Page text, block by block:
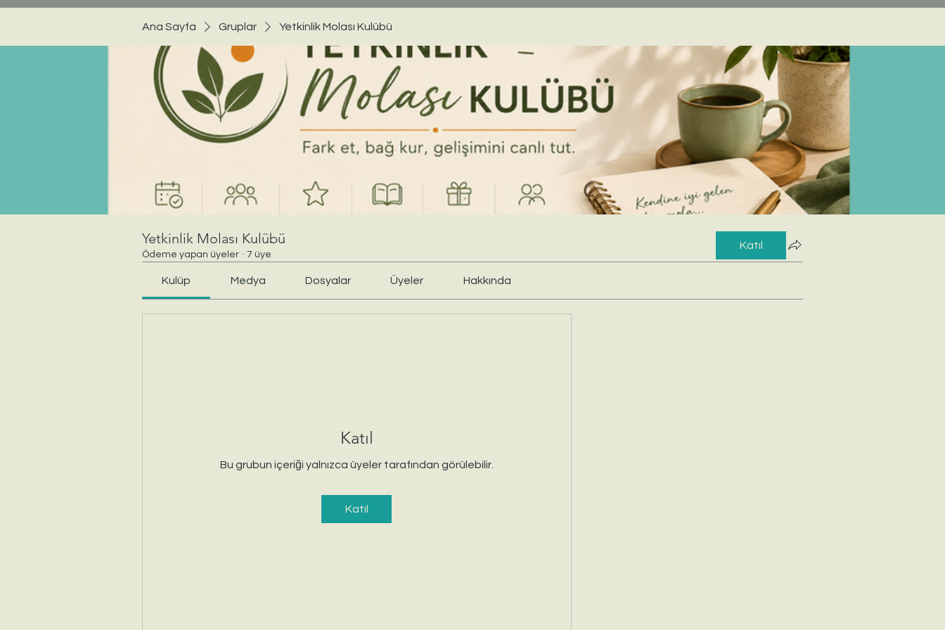
Ana Sayfa Gruplar Yetkinlik Molası Kulübü
Yetkinlik Molası Kulübü
Ödeme yapan üyeler · 7 üye
Katıl
Kulüp Medya Dosyalar Üyeler Hakkında
Katıl
Bu grubun içeriği yalnızca üyeler tarafından görülebilir.
Katıl